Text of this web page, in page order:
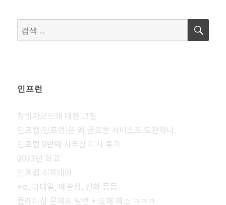
검
색:
검
인프런
창업자모드에 대한 고찰
인프랩(인프런)은 왜 글로벌 서비스로 도전하나.
인프랩 8번째 사무실 이사 후기
2023년 회고
인프랩 리프데이
+⍺, 디테일, 예술성, 진화 등등
플레이샵 문제의 발언 + 오해 해소 ㅋㅋㅋ